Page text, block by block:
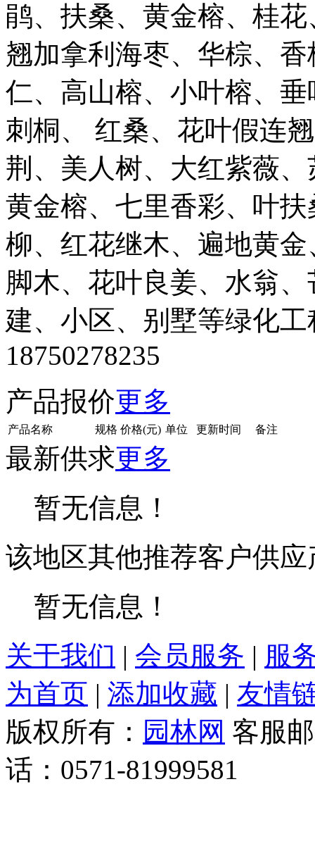
鹃、扶桑、黄金榕、桂
翘加拿利海枣、华棕、
仁、高山榕、小叶榕、
刺桐、 红桑、花叶假连
荆、美人树、大红紫薇
黄金榕、七里香彩、叶
柳、红花继木、遍地黄
脚木、花叶良姜、水翁
建、小区、别墅等绿化
18750278235
产品报价更多
产品名称 规格 价格(元) 单位 更新时间 备注
最新供求更多
暂无信息！
该地区其他推荐客户供应
暂无信息！
关于我们 | 会员服务 | 服
为首页 | 添加收藏 | 友情
版权所有： 园林网 客服
话：0571-81999581